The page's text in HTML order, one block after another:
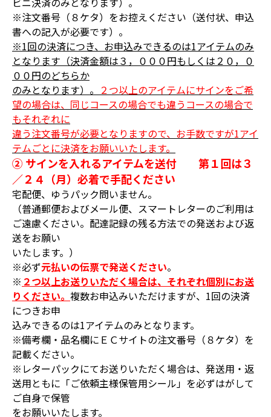
※注文番号（８ケタ）をお控えください（送付状、申込
書への記入が必要です）。
※1回の決済につき、お申込みできるのは1アイテムのみ
となります（決済金額は３，０００円もしくは２０，０
００円のどちらか
のみとなります）。 ２つ以上のアイテムにサインをご希
望の場合は、同じコースの場合でも違うコースの場合で
もそれぞれに
違う注文番号が必要となりますので、お手数ですが1アイ
テムごとに決済をお願いいたします。
② サインを入れるアイテムを送付 第１回は３
／２４（月）必着で手配ください
宅配便、ゆうパック問いません。
（普通郵便およびメール便、スマートレターのご利用は
ご遠慮ください。配達記録の残る方法での発送および返
送をお願い
いたします。）
※必ず元払いの伝票で発送ください。
※ ２つ以上お送りいただく場合は、それぞれ個別にお送
りください。 複数お申込みいただけますが、1回の決済
につきお申
込みできるのは1アイテムのみとなります。
※備考欄・品名欄にＥＣサイトの注文番号（８ケタ）を
記載ください。
※レターパックにてお送りいただく場合は、発送用・返
送用ともに「ご依頼主様保管用シール」を必ずはがして
ご自身で保管
をお願いいたします。